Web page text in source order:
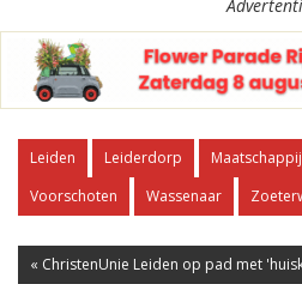
Leiden Leiderdorp Maatschappij
Voorschoten
Wassenaar
« ChristenUnie Leiden op pad met